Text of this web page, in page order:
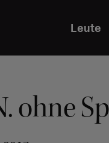
Leute
ohne